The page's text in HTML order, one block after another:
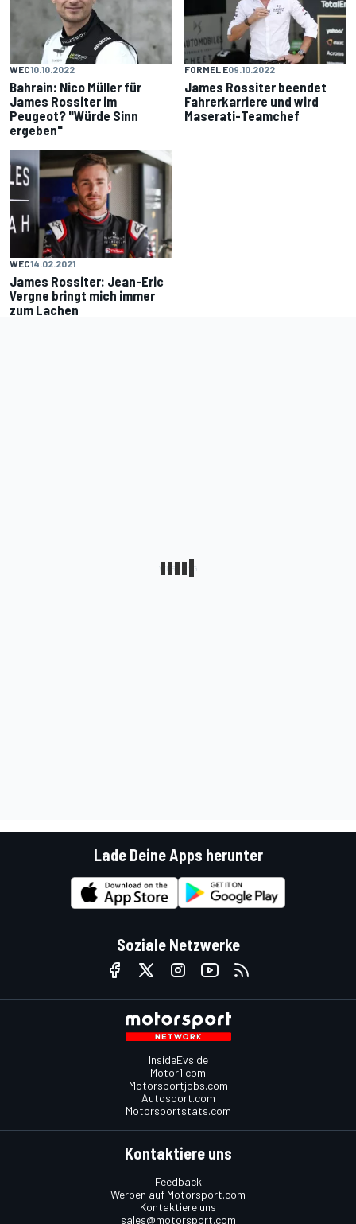
WEC10.10.2022
Bahrain: Nico Müller für
James Rossiter im
Peugeot? "Würde Sinn
ergeben"
FORMEL E09.10.2022
James Rossiter beendet
Fahrerkarriere und wird
Maserati-Teamchef
WEC14.02.2021
James Rossiter: Jean-Eric
Vergne bringt mich immer
zum Lachen
Lade Deine Apps herunter
Soziale Netzwerke
InsideEvs.de
Motor1.com
Motorsportjobs.com
Autosport.com
Motorsportstats.com
Kontaktiere uns
Feedback
Werben auf Motorsport.com
Kontaktiere uns
sales@motorsport.com